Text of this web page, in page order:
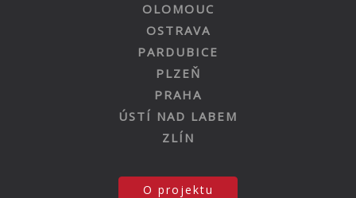
OLOMOUC
OSTRAVA
PARDUBICE
PLZEŇ
PRAHA
ÚSTÍ NAD LABEM
ZLÍN
O projektu